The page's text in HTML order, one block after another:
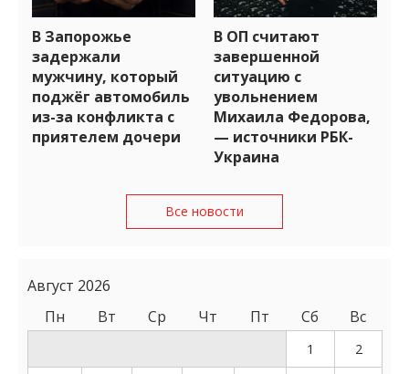
В Запорожье
задержали
мужчину, который
поджёг автомобиль
из-за конфликта с
приятелем дочери
В ОП считают
завершенной
ситуацию с
увольнением
Михаила Федорова,
— источники РБК-
Украина
Все новости
Август 2026
Пн
Вт Ср Чт Пт Сб Вс
1 2